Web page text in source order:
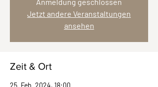
Jetzt andere Veranstaltungen
ansehen
Zeit & Ort
25. Feb. 2024, 18:00